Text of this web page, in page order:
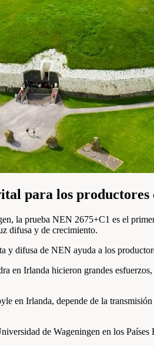
para los productores
la prueba NEN 2675+C1 es el
difusa y de crecimiento.
y difusa de NEN ayuda a los
en Irlanda hicieron grandes
en Irlanda, depende de la
de Wageningen en los Países